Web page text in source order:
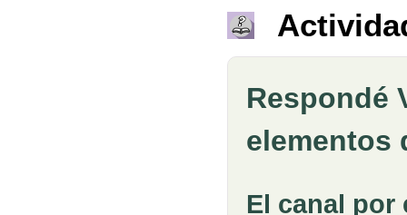
Respondé
elementos
Pregunta 1
El canal por